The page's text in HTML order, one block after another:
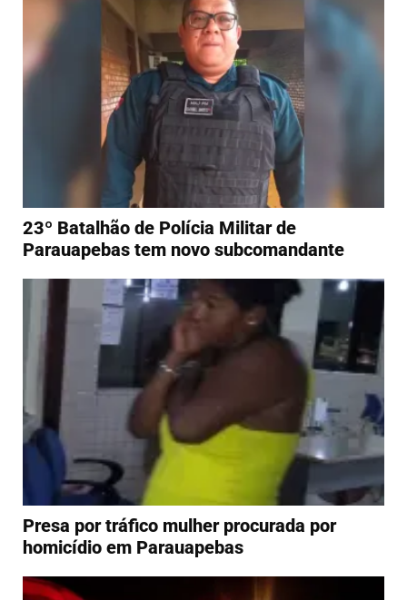
23º Batalhão de Polícia Militar de
Parauapebas tem novo subcomandante
Presa por tráfico mulher procurada por
homicídio em Parauapebas